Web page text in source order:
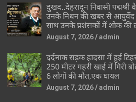
दुखद..देहरादून निवासी पद्मश्री
उनके निधन की खबर से
साथ उनके प्रशंसकों में शोक की
August 7, 2026 admin
दर्दनाक सड़क हादसा में हुई
250 मीटर गहरी खाई में गिरी
6 लोगों की मौत,एक घायल
August 7, 2026 admin